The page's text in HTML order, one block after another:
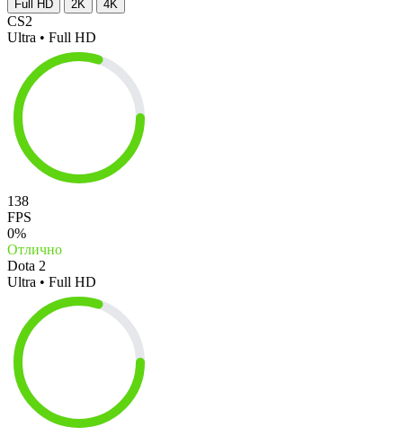
Full HD 2K 4K
CS2
Ultra • Full HD
138
FPS
0%
Отлично
Dota 2
Ultra • Full HD